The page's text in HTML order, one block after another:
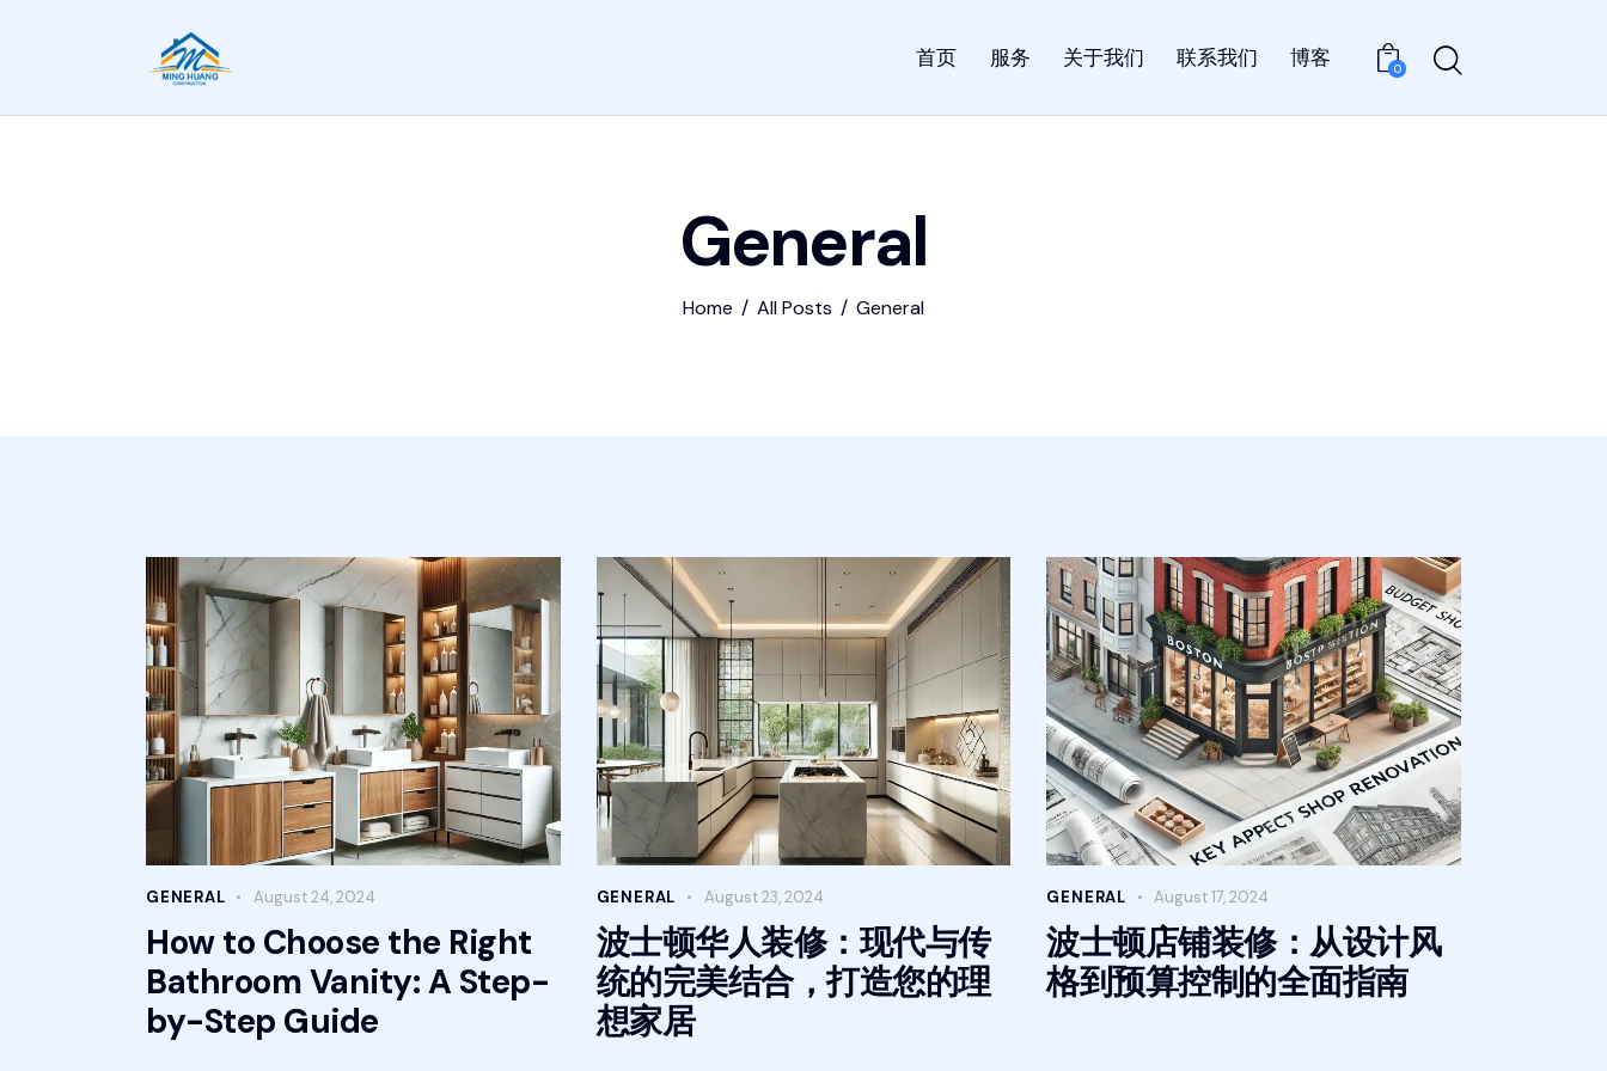
首页 服务 关于我们 联系我们 博客 0
General
Home All Posts General
GENERAL August 24, 2024
How to Choose the Right
Bathroom Vanity: A Step-
by-Step Guide
GENERAL August 23, 2024
波士顿华人装修：现代与传
统的完美结合，打造您的理
想家居
GENERAL August 17, 2024
波士顿店铺装修：从设计风
格到预算控制的全面指南